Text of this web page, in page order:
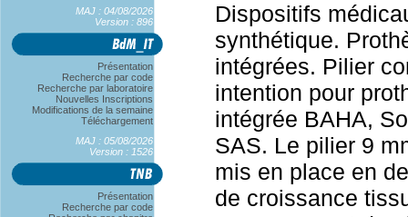
MAJ : 04/08/2026
Version : 896
Présentation
Recherche par code
Recherche par laboratoire
Nouvelles Inscriptions
Modifications de la semaine
Téléchargement
MAJ : 05/08/2026
Version : 1526
Présentation
Recherche par code
Dispositifs
synthétique.
intégrées. Pilier
intention pour
intégrée BAHA,
SAS. Le pilier 9
mis en place en
de croissance